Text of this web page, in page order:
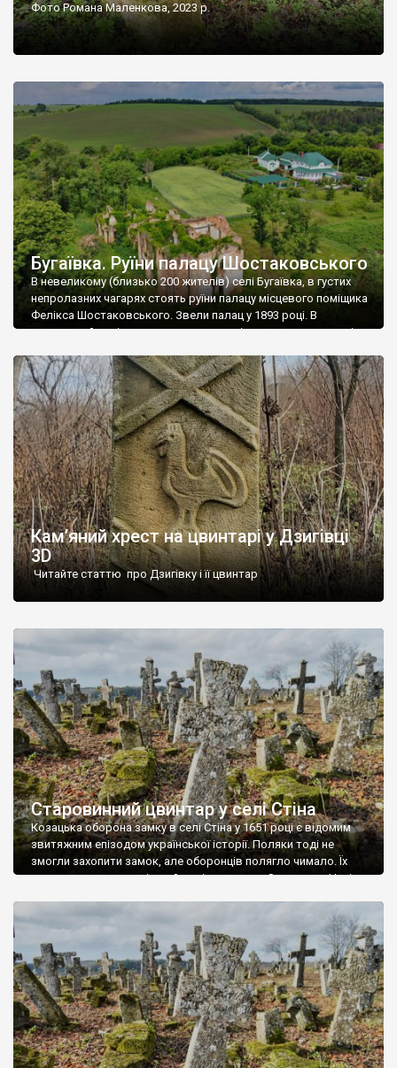
Фото Романа Маленкова, 2023 р.
Бугаївка. Руїни палацу Шостаковського
В невеликому (близько 200 жителів) селі Бугаївка, в густих
непролазних чагарях стоять руїни палацу місцевого поміщика
Фелікса Шостаковського. Звели палац у 1893 році. В
радянський період у ньому спочатку містилася школа, потім
століття тут розмістили туберкульозну лікарню. Коли із
палацу виїхала лікарня – ми точно не […]
Кам’яний хрест на цвинтарі у Дзигівці
3D
Читайте статтю про Дзигівку і її цвинтар
Старовинний цвинтар у селі Стіна
Козацька оборона замку в селі Стіна у 1651 році є відомим
звитяжним епізодом української історії. Поляки тоді не
змогли захопити замок, але оборонців полягло чимало. Їх
поховали на цвинтарі, який тоді називався Замковим. Нині на
ньому чимало хрестів 19 століття, є такі, де епітафії стер […]